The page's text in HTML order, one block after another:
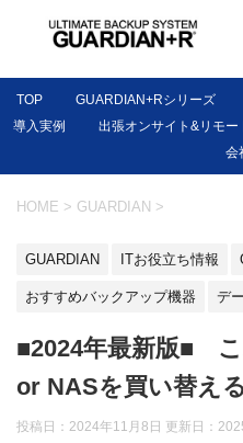
TOP GUARDIAN+Rシリーズ
導入実例
出張オンサイト&リモー
会
HOME > GUARDIAN >
GUARDIAN ITお役立ち情報
おすすめバックアップ機器 デ
■2024年最新版■
or NASを買い替え
投稿日：2024年11月8日 更新日：